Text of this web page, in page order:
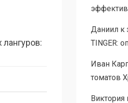
Даниилк
TINGER:
Иван
томатов
Виктория